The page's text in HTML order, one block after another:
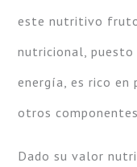
este nutritivo
nutricional, puesto
energía, es rico
otros
Dado su valor